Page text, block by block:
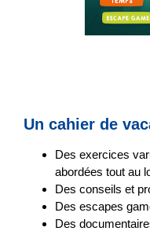
Un cahier de
Des exercices
abordées tout au
Des conseils et
Des escapes
Des